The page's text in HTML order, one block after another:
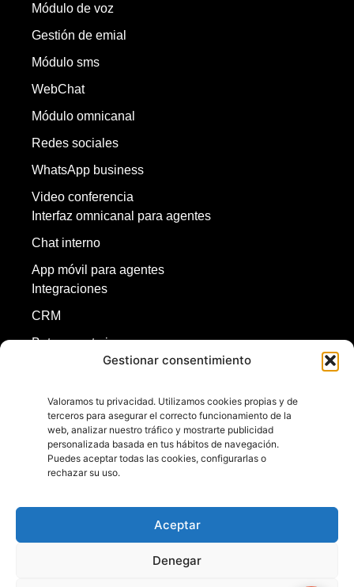
Gestionar consentimiento
Valoramos tu privacidad. Utilizamos cookies propias y de
terceros para asegurar el correcto funcionamiento de la
web, analizar nuestro tráfico y mostrarte publicidad
personalizada basada en tus hábitos de navegación.
Puedes aceptar todas las cookies, configurarlas o
rechazar su uso.
Aceptar
Denegar
Módulo de voz
Gestión de emial
Módulo sms
WebChat
Módulo omnicanal
Redes sociales
WhatsApp business
Video conferencia
Interfaz omnicanal para agentes
Chat interno
App móvil para agentes
Integraciones
CRM
Bot y agente ia
Redes sociales
ASR y TTS
Inicio
+56224540222 +56998748646 contacto@omnis.cl